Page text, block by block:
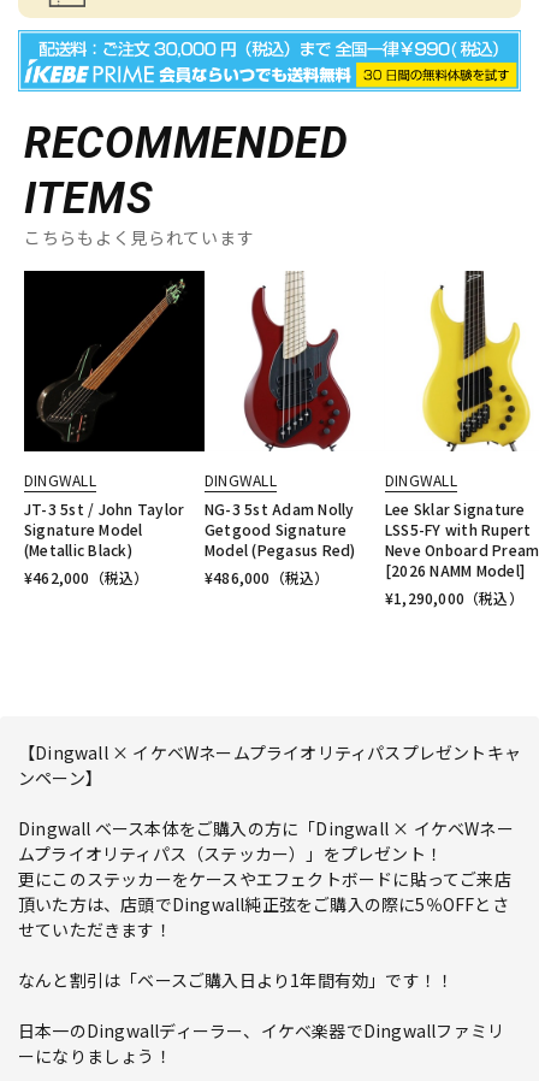
RECOMMENDED
ITEMS
こちらもよく見られています
DINGWALL
JT-3 5st / John Taylor
Signature Model
(Metallic Black)
¥462,000 （税込）
DINGWALL
NG-3 5st Adam Nolly
Getgood Signature
Model (Pegasus Red)
¥486,000 （税込）
DINGWALL
Lee Sklar Signature
LSS5-FY with Rupert
Neve Onboard
[2026 NAMM Model]
¥1,290,000 （税込）
【Dingwall × イケベWネームプライオリティパスプレゼントキャ
ンペーン】
Dingwall ベース本体をご購入の方に「Dingwall × イケベWネー
ムプライオリティパス（ステッカー）」をプレゼント！
更にこのステッカーをケースやエフェクトボードに貼ってご来店
頂いた方は、店頭でDingwall純正弦をご購入の際に5％OFFとさ
せていただきます！
なんと割引は「ベースご購入日より1年間有効」です！！
日本一のDingwallディーラー、イケベ楽器でDingwallファミリ
ーになりましょう！